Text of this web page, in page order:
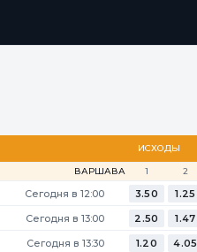
ИСХОДЫ
ВАРШАВА
1 2
Сегодня в 12:00 3.50 1.25
Сегодня в 13:00 2.50 1.47
Сегодня в 13:30 1.20 4.05